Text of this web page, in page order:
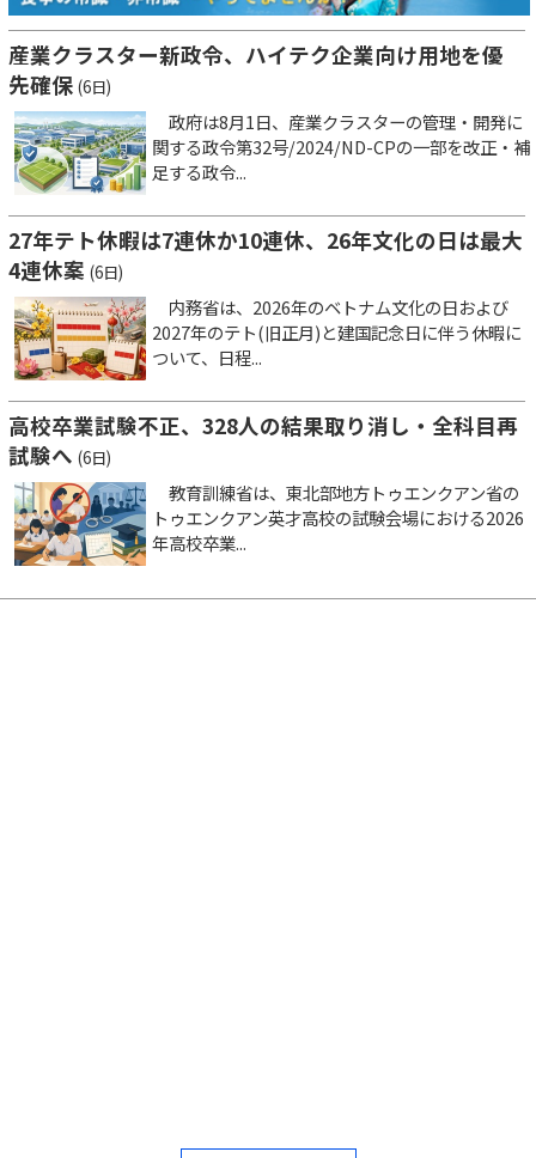
産業クラスター新政令、ハイテク企業向け用地を優
先確保 (6日)
政府は8月1日、産業クラスターの管理・開発に
関する政令第32号/2024/ND-CPの一部を改正・補
足する政令...
27年テト休暇は7連休か10連休、26年文化の日は最大
4連休案 (6日)
内務省は、2026年のベトナム文化の日および
2027年のテト(旧正月)と建国記念日に伴う休暇に
ついて、日程...
高校卒業試験不正、328人の結果取り消し・全科目再
試験へ (6日)
教育訓練省は、東北部地方トゥエンクアン省の
トゥエンクアン英才高校の試験会場における2026
年高校卒業...